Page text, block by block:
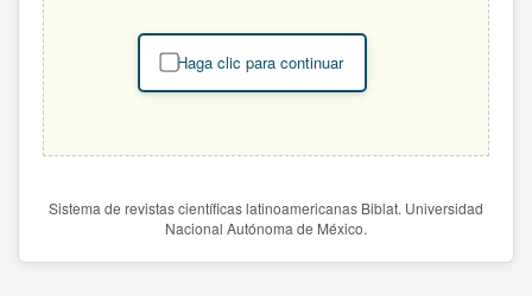
Haga clic para continuar
Sistema de revistas científicas latinoamericanas Biblat. Universidad
Nacional Autónoma de México.